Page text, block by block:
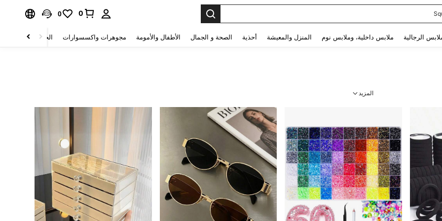
0
0
الرجالية ملابس داخلية، وملابس نوم المنزل والمعيشة أحذية الصحة و الجمال الأطفال والأمومة مجوهرات واكسسوارات الحقائب والأمتعة
المزيد